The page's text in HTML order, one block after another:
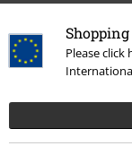
Please